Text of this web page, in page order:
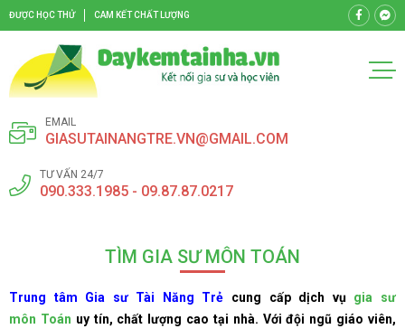
ĐƯỢC HỌC THỬ CAM KẾT CHẤT LƯỢNG
EMAIL
GIASUTAINANGTRE.VN@GMAIL.COM
TƯ VẤN 24/7
090.333.1985 - 09.87.87.0217
TÌM GIA SƯ MÔN TOÁN
Trung tâm Gia sư Tài Năng Trẻ cung cấp dịch vụ gia sư
môn Toán uy tín, chất lượng cao tại nhà. Với đội ngũ giáo viên,